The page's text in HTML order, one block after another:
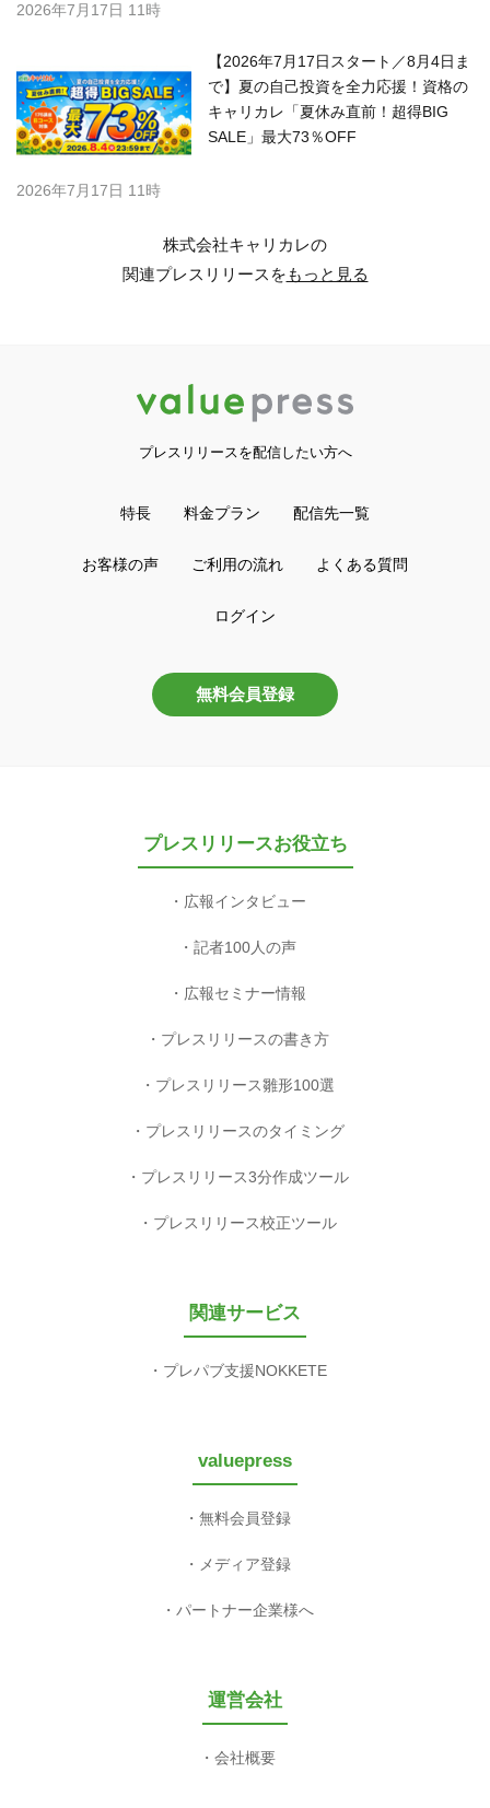
2026年7月17日 11時
【2026年7月17日スタート／8月4日ま
で】夏の自己投資を全力応援！資格の
キャリカレ「夏休み直前！超得BIG
SALE」最大73％OFF
2026年7月17日 11時
株式会社キャリカレの
関連プレスリリースをもっと見る
プレスリリースを配信したい方へ
特長 料金プラン 配信先一覧
お客様の声 ご利用の流れ よくある質問
ログイン
無料会員登録
プレスリリースお役立ち
広報インタビュー
記者100人の声
広報セミナー情報
プレスリリースの書き方
プレスリリース雛形100選
プレスリリースのタイミング
プレスリリース3分作成ツール
プレスリリース校正ツール
関連サービス
プレパブ支援NOKKETE
valuepress
無料会員登録
メディア登録
パートナー企業様へ
運営会社
会社概要